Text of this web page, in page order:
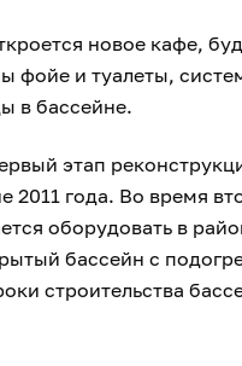
новое кафе,
фойе и туалеты,
в бассейне.
этап
2011 года. Во время
оборудовать в
бассейн с
строительства